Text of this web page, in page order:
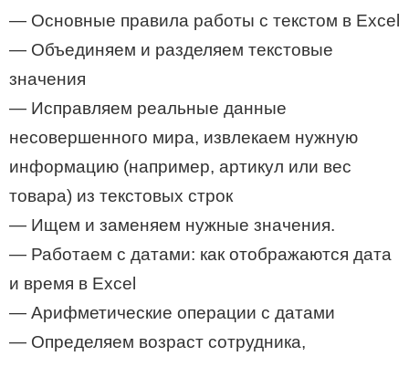
— Основные правила работы с текстом в Excel
— Объединяем и разделяем текстовые
значения
— Исправляем реальные данные
несовершенного мира, извлекаем нужную
информацию (например, артикул или вес
товара) из текстовых строк
— Ищем и заменяем нужные значения.
— Работаем с датами: как отображаются дата
и время в Excel
— Арифметические операции с датами
— Определяем возраст сотрудника,